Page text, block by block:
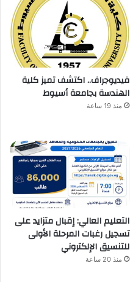
فيديوجراف.. اكتشف تميز كلية
الهندسة بجامعة أسيوط
منذ 19 ساعة
التعليم العالي: إقبال متزايد على
تسجيل رغبات المرحلة الأولى
للتنسيق الإلكتروني
منذ 20 ساعة